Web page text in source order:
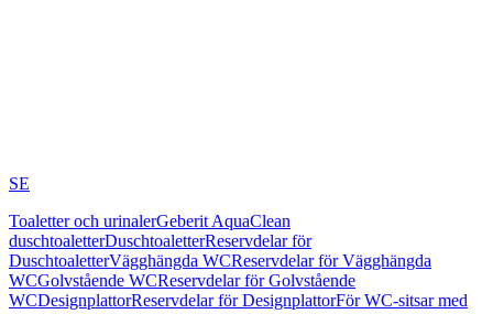
SE
Toaletter och urinalerGeberit AquaClean
duschtoaletterDuschtoaletterReservdelar för
DuschtoaletterVägghängda WCReservdelar för Vägghängda
WCGolvstående WCReservdelar för Golvstående
WCDesignplattorReservdelar för DesignplattorFör WC-sitsar med